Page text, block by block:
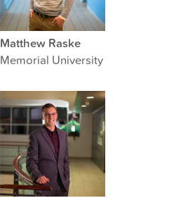
Matthew Raske
Memorial University